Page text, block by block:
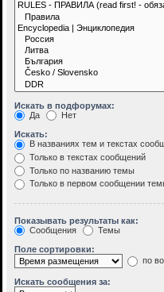
Искать в подфорумах:
Да
Нет
Искать:
В названиях тем и текстах
Только в текстах сообщений
Только по названию темы
Только в первом сообщении
Показывать результаты как:
Сообщения
Темы
Поле сортировки:
по
Искать сообщения за: